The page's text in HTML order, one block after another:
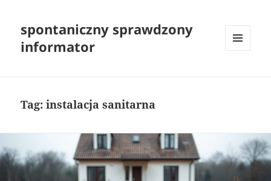
spontaniczny sprawdzony
informator
Tag:instalacja sanitarna